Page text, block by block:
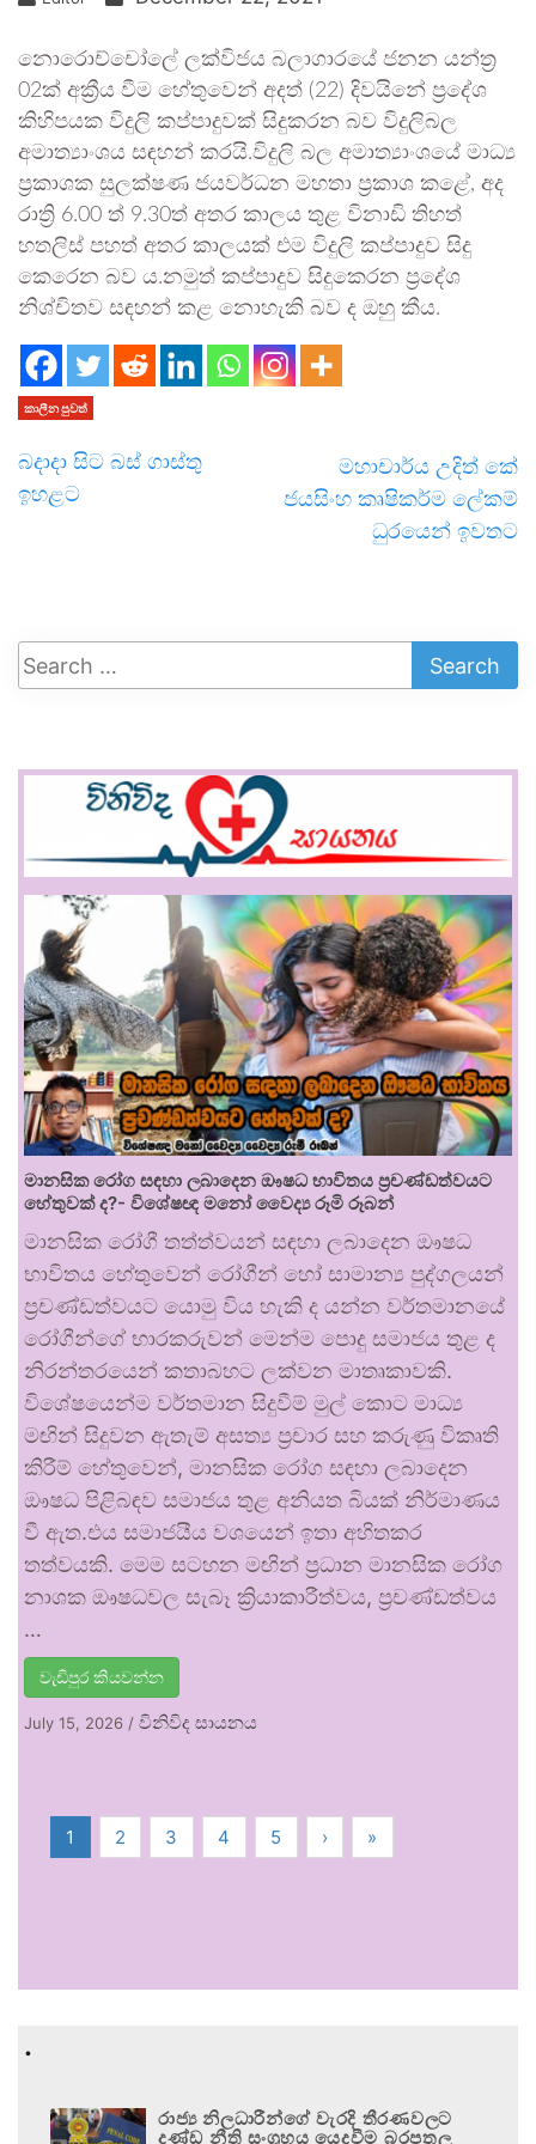
නොරොච්චෝලේ ලක්විජය බලාගාරයේ ජනන යන්ත්‍ර
02ක් අක්‍රීය වීම හේතුවෙන් අදත් (22) දිවයිනේ ප්‍රදේශ
කිහිපයක විදුලි කප්පාදුවක් සිදුකරන බව විදුලිබල
අමාත්‍යාංශය සඳහන් කරයි.විදුලි බල අමාත්‍යාංශයේ මාධ්‍ය
ප්‍රකාශක සුලක්ෂණ ජයවර්ධන මහතා ප්‍රකාශ කළේ, අද
රාත්‍රි 6.00 ත් 9.30ත් අතර කාලය තුළ විනාඩි තිහත්
හතලිස් පහත් අතර කාලයක් එම විදුලි කප්පාදුව සිදු
කෙරෙන බව ය.නමුත් කප්පාදුව සිදුකෙරන ප්‍රදේශ
නිශ්චිතව සඳහන් කළ නොහැකි බව ද ඔහු කීය.
කාලීන පුවත්
බදාදා සිට බස් ගාස්තු
ඉහළට
මහාචාර්ය උදිත් කේ
ජයසිංහ කෘෂිකර්ම ලේකම්
ධුරයෙන් ඉවතට
මානසික රෝග සඳහා ලබාදෙන ඖෂධ භාවිතය ප්‍රචණ්ඩත්වයට
හේතුවක් ද?- විශේෂඥ මනෝ වෛද්‍ය රූමි රූබන්
මානසික රෝගී තත්ත්වයන් සඳහා ලබාදෙන ඖෂධ
භාවිතය හේතුවෙන් රෝගීන් හෝ සාමාන්‍ය පුද්ගලයන්
ප්‍රචණ්ඩත්වයට යොමු විය හැකි ද යන්න වර්තමානයේ
රෝගීන්ගේ භාරකරුවන් මෙන්ම පොදු සමාජය තුළ ද
නිරන්තරයෙන් කතාබහට ලක්වන මාතෘකාවකි.
විශේෂයෙන්ම වර්තමාන සිදුවීම් මුල් කොට මාධ්‍ය
මඟින් සිදුවන ඇතැම් අසත්‍ය ප්‍රචාර සහ කරුණු විකෘති
කිරීම් හේතුවෙන්, මානසික රෝග සඳහා ලබාදෙන
ඖෂධ පිළිබඳව සමාජය තුළ අනියත බියක් නිර්මාණය
වී ඇත.එය සමාජයීය වශයෙන් ඉතා අහිතකර
තත්වයකි. මෙම සටහන මඟින් ප්‍රධාන මානසික රෝග
නාශක ඖෂධවල සැබෑ ක්‍රියාකාරීත්වය, ප්‍රචණ්ඩත්වය
…
වැඩිපුර කියවන්න
July 15, 2026 / විනිවිද සායනය
1 2 3 4 5 › »
.
රාජ්‍ය නිලධාරීන්ගේ වැරදි තීරණවලට
දණ්ඩ නීති සංග්‍රහය යෙදවීම බරපතල